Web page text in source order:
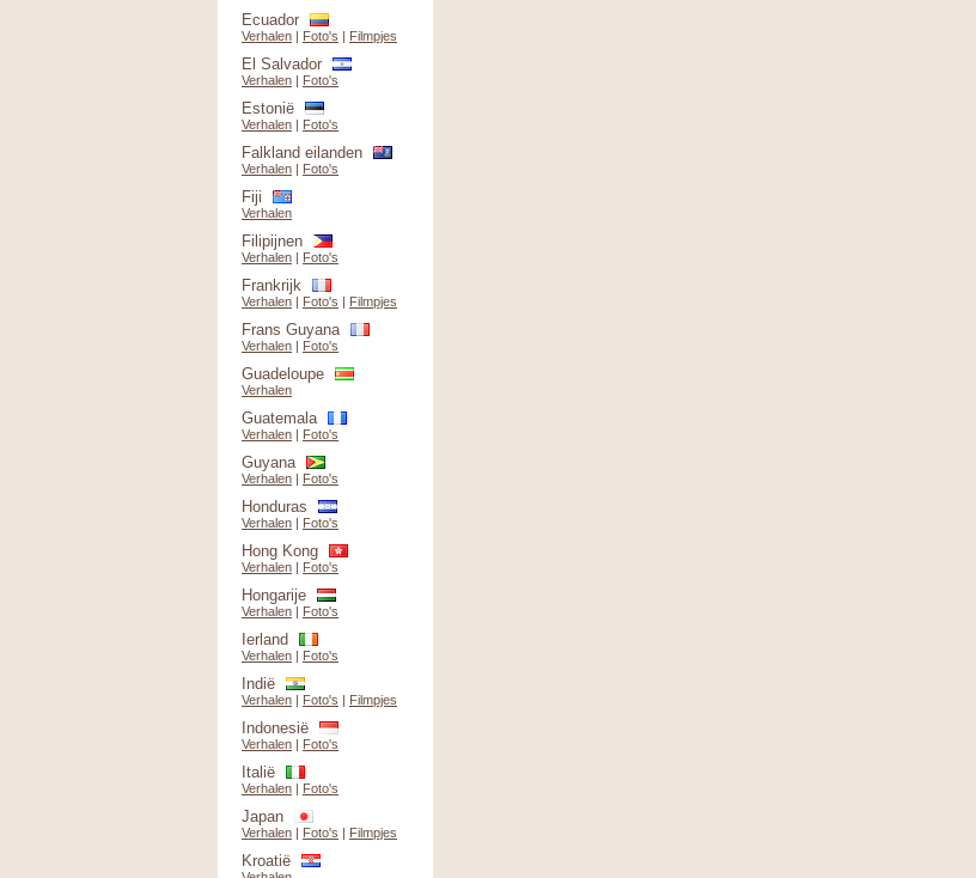
Ecuador
Verhalen | Foto's | Filmpjes
El Salvador
Verhalen | Foto's
Estonië
Verhalen | Foto's
Falkland eilanden
Verhalen | Foto's
Fiji
Verhalen
Filipijnen
Verhalen | Foto's
Frankrijk
Verhalen | Foto's | Filmpjes
Frans Guyana
Verhalen | Foto's
Guadeloupe
Verhalen
Guatemala
Verhalen | Foto's
Guyana
Verhalen | Foto's
Honduras
Verhalen | Foto's
Hong Kong
Verhalen | Foto's
Hongarije
Verhalen | Foto's
Ierland
Verhalen | Foto's
Indië
Verhalen | Foto's | Filmpjes
Indonesië
Verhalen | Foto's
Italië
Verhalen | Foto's
Japan
Verhalen | Foto's | Filmpjes
Kroatië